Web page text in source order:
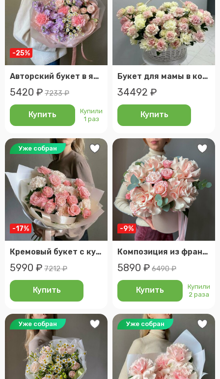
-25%
Авторский букет в ярких оттенках с пионовидной розой, ромашкой и маттиолой
5420 ₽ 7233 ₽
Купить
Купили
1 раз
Букет для мамы в корзине
34492 ₽
Купить
Уже собран
-17%
Кремовый букет с кустовой пионовидной розой и нежным диантусом
5990 ₽ 7212 ₽
Купить
-9%
Композиция из французских и пионовидных кустовых роз, цветы в коробке
5890 ₽ 6490 ₽
Купить
Купили
2 раза
Уже собран Уже собран